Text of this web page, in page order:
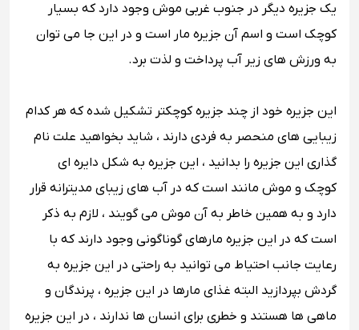
یک جزیره دیگر در جنوب غربی موش وجود دارد که بسیار
کوچک است و اسم آن جزیره مار است و در این جا می توان
به ورزش های زیر آب پرداخت و لذت برد.
این جزیره خود از چند جزیره کوچکتر تشکیل شده که هر کدام
زیبایی های منحصر به فردی دارند ، شاید بخواهید علت نام
گذاری این جزیره را بدانید ، این جزیره به شکل دایره ای
کوچک و موش مانند است که در آب های زیبای مدیترانه قرار
دارد و به همین خاطر به آن موش می گویند ، لازم به ذکر
است که در این جزیره مارهای گوناگونی وجود دارند که با
رعایت جانب احتیاط می توانید به راحتی در این جزیره به
گردش بپردازید البته غذای مارها در این جزیره ، پرندگان و
ماهی ها هستند و خطری برای انسان ها ندارند ، در این جزیره